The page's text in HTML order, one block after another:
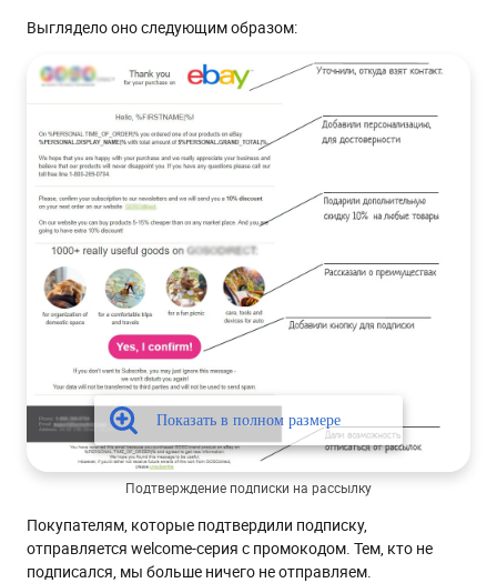
Выглядело оно следующим образом:
Подтверждение подписки на рассылку
Покупателям, которые подтвердили подписку,
отправляется welcome-серия с промокодом. Тем, кто не
подписался, мы больше ничего не отправляем.